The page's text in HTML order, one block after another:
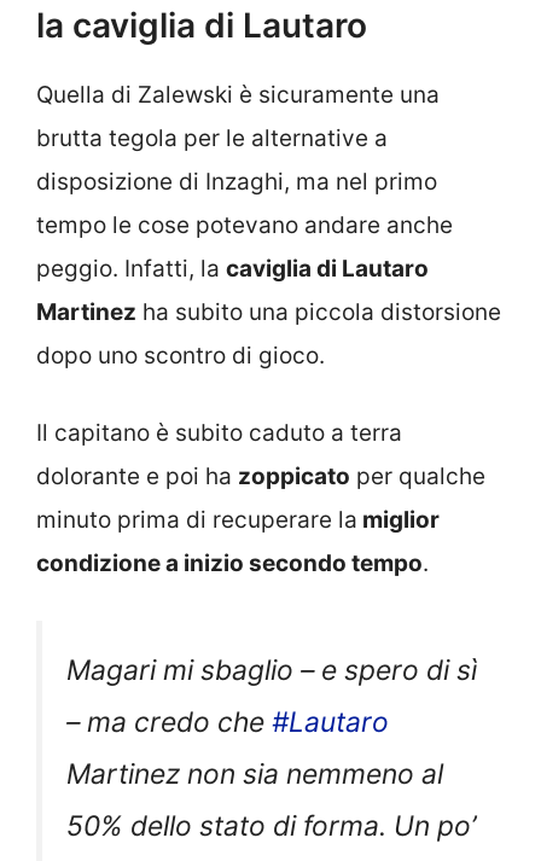
la caviglia di Lautaro
Quella di Zalewski è sicuramente una
brutta tegola per le alternative a
disposizione di Inzaghi, ma nel primo
tempo le cose potevano andare anche
peggio. Infatti, la caviglia di Lautaro
Martinez ha subito una piccola distorsione
dopo uno scontro di gioco.
Il capitano è subito caduto a terra
dolorante e poi ha zoppicato per qualche
minuto prima di recuperare la miglior
condizione a inizio secondo tempo.
Magari mi sbaglio – e spero di sì
– ma credo che #Lautaro
Martinez non sia nemmeno al
50% dello stato di forma. Un po’